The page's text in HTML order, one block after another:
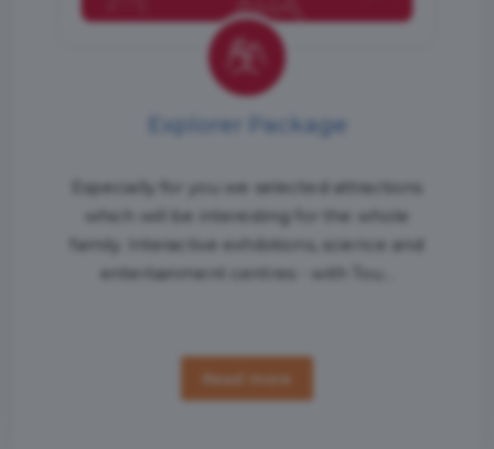
Explorer Package
Especially for you we selected attractions
which will be interesting for the whole
family. Interactive exhibitions, science and
entertainment centres - with Tou...
Read more